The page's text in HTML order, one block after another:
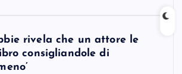
rivela che un attore le
consigliandole di